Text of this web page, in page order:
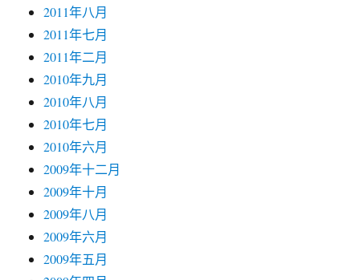
2011年八月
2011年七月
2011年二月
2010年九月
2010年八月
2010年七月
2010年六月
2009年十二月
2009年十月
2009年八月
2009年六月
2009年五月